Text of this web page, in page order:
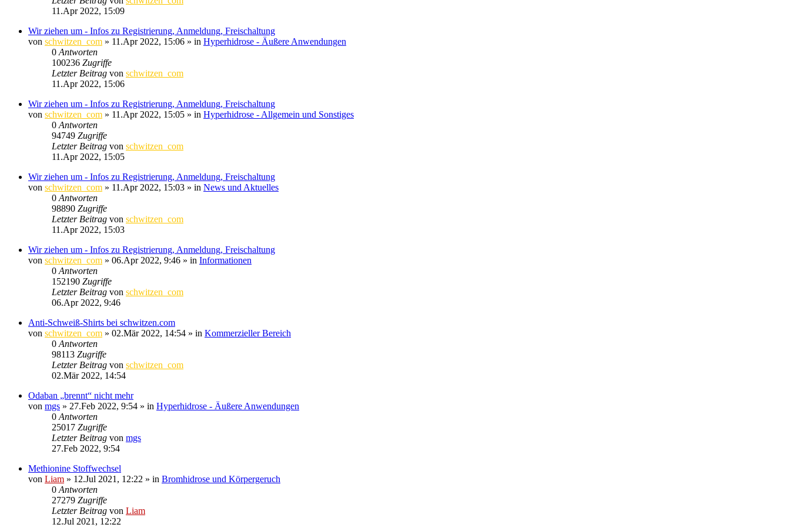
11.Apr 2022, 15:09
Wir ziehen um - Infos zu Registrierung, Anmeldung, Freischaltung
von schwitzen_com » 11.Apr 2022, 15:06 » in Hyperhidrose - Äußere Anwendungen
0 Antworten
100236 Zugriffe
Letzter Beitrag von schwitzen_com
11.Apr 2022, 15:06
Wir ziehen um - Infos zu Registrierung, Anmeldung, Freischaltung
von schwitzen_com » 11.Apr 2022, 15:05 » in Hyperhidrose - Allgemein und Sonstiges
0 Antworten
94749 Zugriffe
Letzter Beitrag von schwitzen_com
11.Apr 2022, 15:05
Wir ziehen um - Infos zu Registrierung, Anmeldung, Freischaltung
von schwitzen_com » 11.Apr 2022, 15:03 » in News und Aktuelles
0 Antworten
98890 Zugriffe
Letzter Beitrag von schwitzen_com
11.Apr 2022, 15:03
Wir ziehen um - Infos zu Registrierung, Anmeldung, Freischaltung
von schwitzen_com » 06.Apr 2022, 9:46 » in Informationen
0 Antworten
152190 Zugriffe
Letzter Beitrag von schwitzen_com
06.Apr 2022, 9:46
Anti-Schweiß-Shirts bei schwitzen.com
von schwitzen_com » 02.Mär 2022, 14:54 » in Kommerzieller Bereich
0 Antworten
98113 Zugriffe
Letzter Beitrag von schwitzen_com
02.Mär 2022, 14:54
Odaban „brennt“ nicht mehr
von mgs » 27.Feb 2022, 9:54 » in Hyperhidrose - Äußere Anwendungen
0 Antworten
25017 Zugriffe
Letzter Beitrag von mgs
27.Feb 2022, 9:54
Methionine Stoffwechsel
von Liam » 12.Jul 2021, 12:22 » in Bromhidrose und Körpergeruch
0 Antworten
27279 Zugriffe
Letzter Beitrag von Liam
12.Jul 2021, 12:22